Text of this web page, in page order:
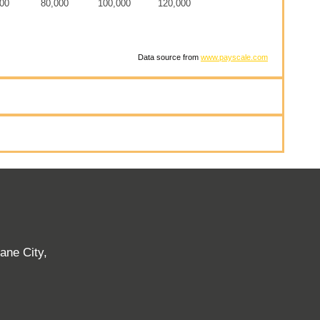
80,000 100,000 120,000
Data source from www.payscale.com
City,